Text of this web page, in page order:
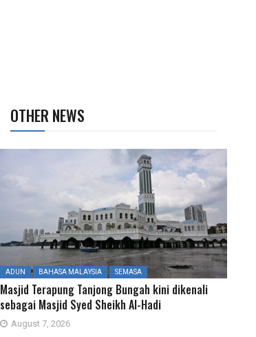
OTHER NEWS
ADUN BAHASA MALAYSIA SEMASA
Masjid Terapung Tanjong Bungah kini dikenali
sebagai Masjid Syed Sheikh Al-Hadi
August 7, 2026